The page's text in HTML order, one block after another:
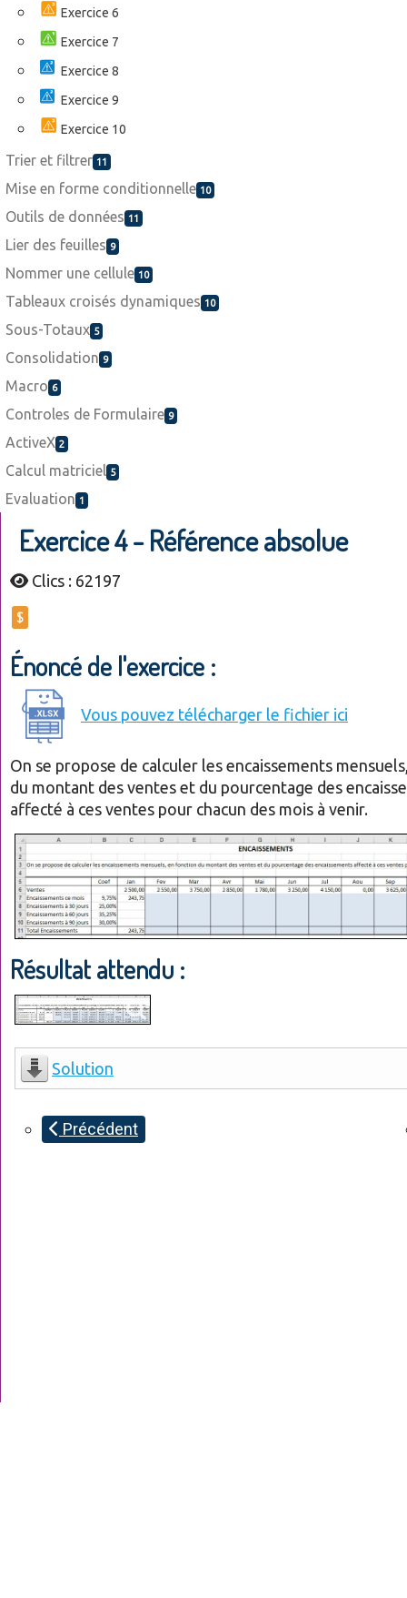
Exercice 6
Exercice 7
Exercice 8
Exercice 9
Exercice 10
Trier et filtrer 11
Mise en forme conditionnelle 10
Outils de données 11
Lier des feuilles 9
Nommer une cellule 10
Tableaux croisés dynamiques 10
Sous-Totaux 5
Consolidation 9
Macro 6
Controles de Formulaire 9
ActiveX 2
Calcul matriciel 5
Evaluation 1
Exercice 4 - Référence absolue
Clics : 62197
$
Énoncé de l'exercice :
Vous pouvez télécharger le fichier ici
On se propose de calculer les encaissements
du montant des ventes et du pourcentage des
affecté à ces ventes pour chacun des mois à venir.
Résultat attendu :
Solution
Précédent